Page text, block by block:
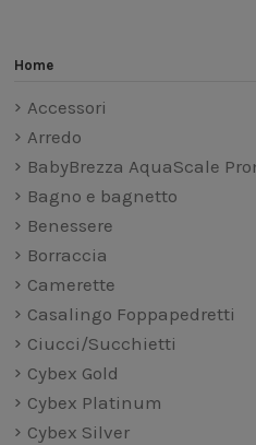
Home
Accessori
Arredo
BabyBrezza AquaScale
Bagno e bagnetto
Benessere
Borraccia
Camerette
Casalingo Foppapedretti
Ciucci/Succhietti
Cybex Gold
Cybex Platinum
Cybex Silver